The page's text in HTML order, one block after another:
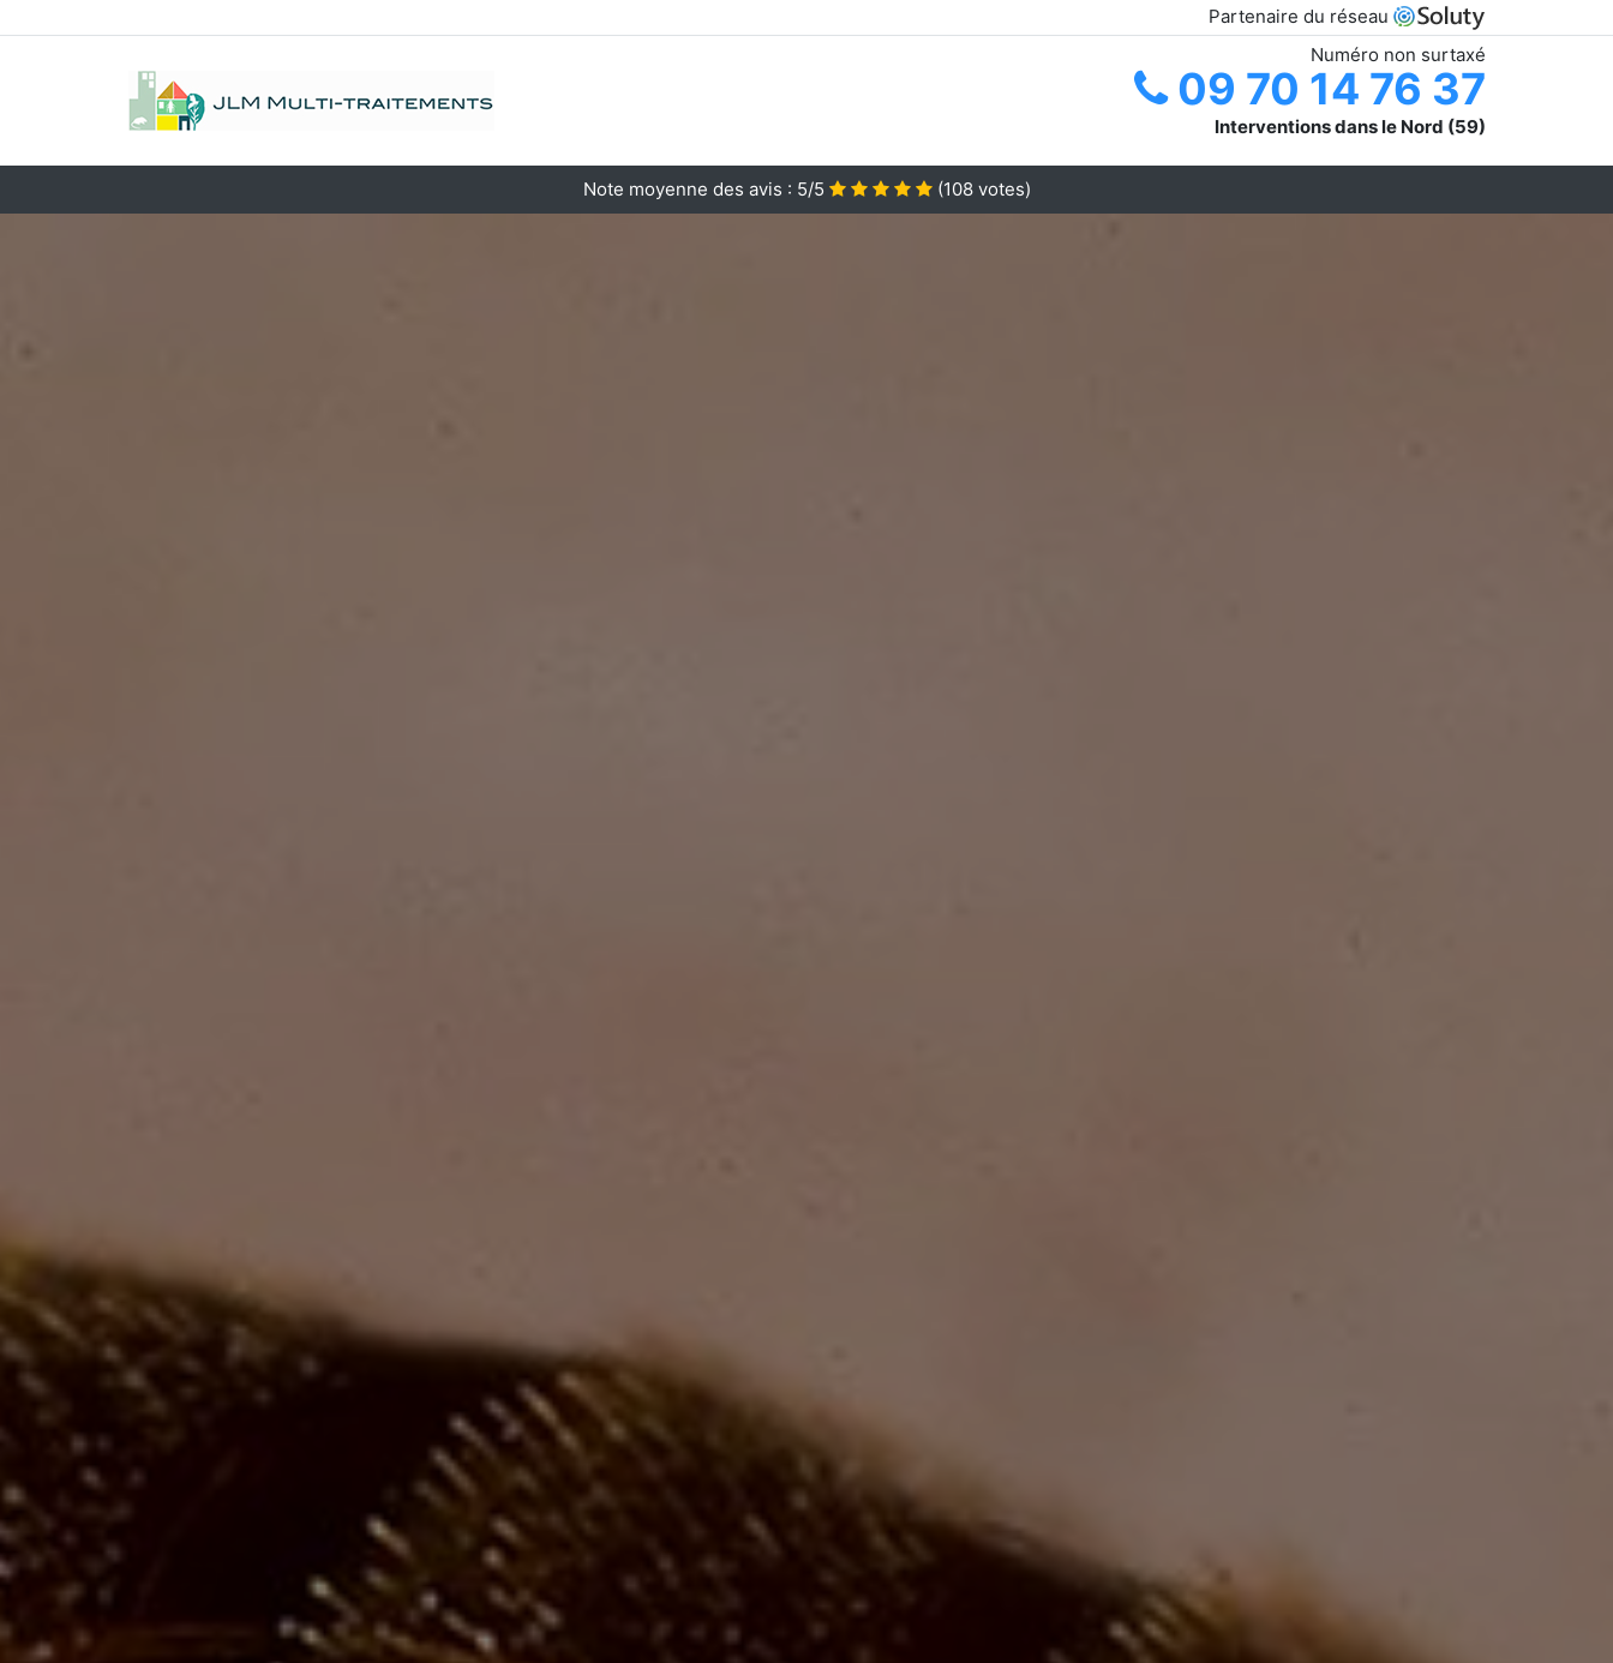
Partenaire du réseau
Numéro non surtaxé
09 70 14 76 37
Interventions dans le Nord (59)
Note moyenne des avis : 5/5 (108votes)